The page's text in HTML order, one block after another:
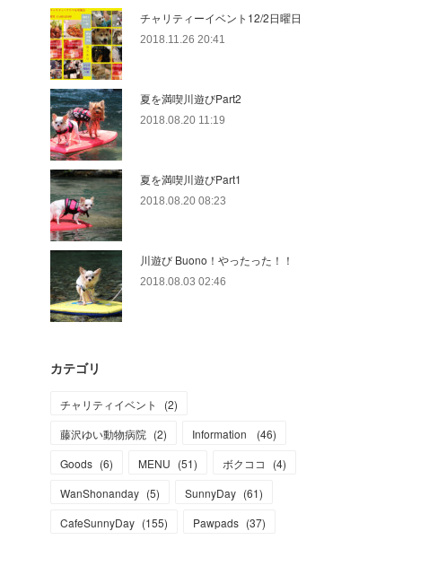
チャリティーイベント12/2日曜日
2018.11.26 20:41
夏を満喫川遊びPart2
2018.08.20 11:19
夏を満喫川遊びPart1
2018.08.20 08:23
川遊び Buono！やったった！！
2018.08.03 02:46
カテゴリ
チャリティイベント (2)
藤沢ゆい動物病院 (2) Information (46)
Goods (6) MENU (51) ボクココ (4)
WanShonanday (5) SunnyDay (61)
CafeSunnyDay (155) Pawpads (37)